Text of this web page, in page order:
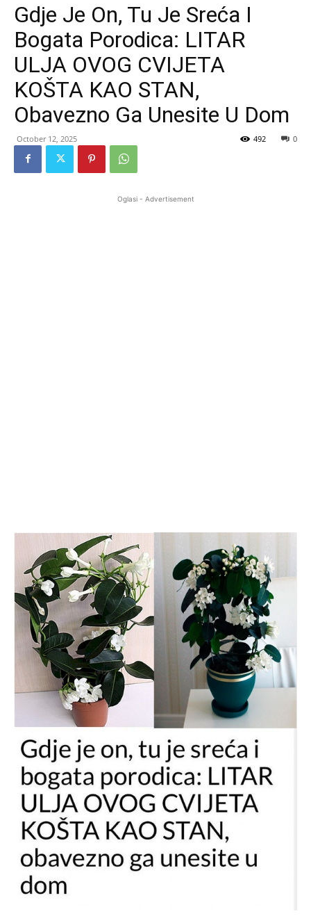
Gdje Je On, Tu Je Sreća I
Bogata Porodica: LITAR
ULJA OVOG CVIJETA
KOŠTA KAO STAN,
Obavezno Ga Unesite U Dom
October 12, 2025 0
492
Oglasi - Advertisement